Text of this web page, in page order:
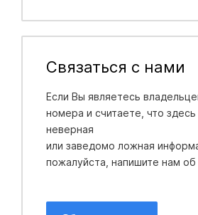
Связаться с нами
Если Вы являетесь
номера и считаете, что
неверная
или заведомо ложная
пожалуйста, напишите нам об